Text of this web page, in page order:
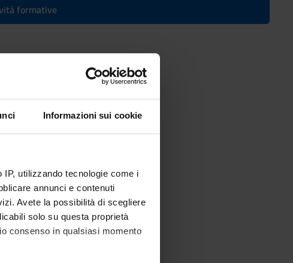
Informazioni sui cookie
utilizzando tecnologie come i
annunci e contenuti
Avete la possibilità di scegliere
solo su questa proprietà
consenso in qualsiasi momento
formative
intelligence